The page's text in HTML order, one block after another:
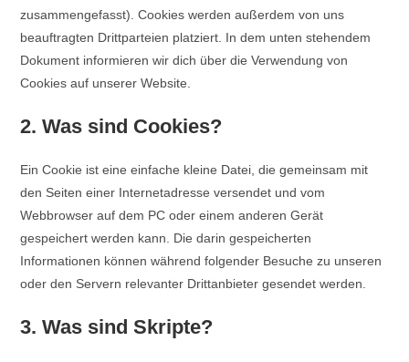
zusammengefasst). Cookies werden außerdem von uns
beauftragten Drittparteien platziert. In dem unten stehendem
Dokument informieren wir dich über die Verwendung von
Cookies auf unserer Website.
2. Was sind Cookies?
Ein Cookie ist eine einfache kleine Datei, die gemeinsam mit
den Seiten einer Internetadresse versendet und vom
Webbrowser auf dem PC oder einem anderen Gerät
gespeichert werden kann. Die darin gespeicherten
Informationen können während folgender Besuche zu unseren
oder den Servern relevanter Drittanbieter gesendet werden.
3. Was sind Skripte?